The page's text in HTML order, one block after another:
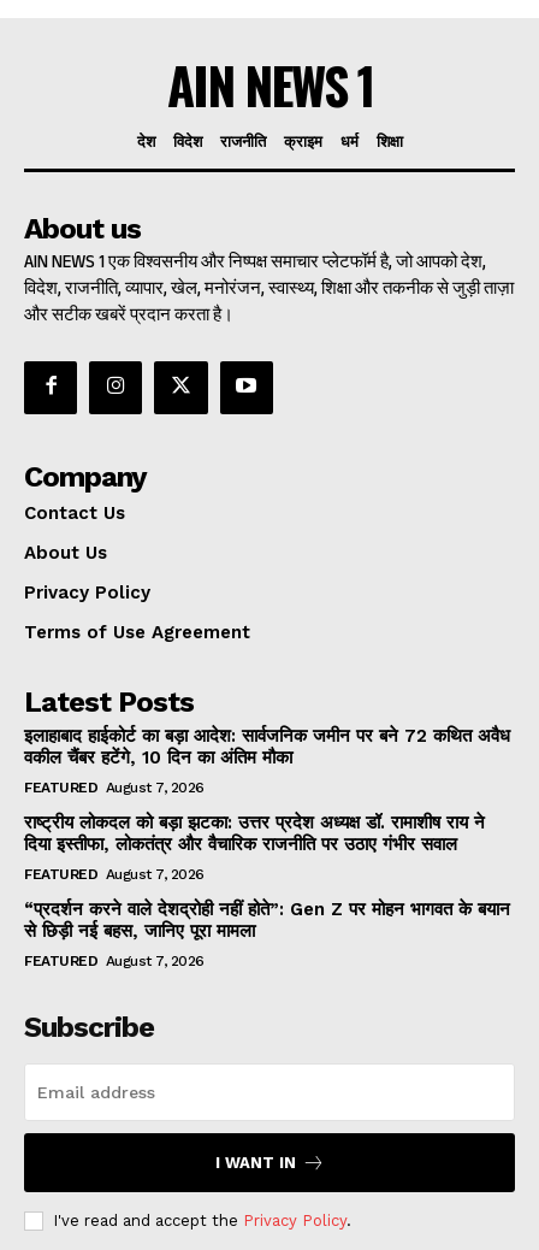
AIN NEWS 1
देश विदेश राजनीति क्राइम धर्म शिक्षा
About us
AIN NEWS 1 एक विश्वसनीय और निष्पक्ष समाचार प्लेटफॉर्म है, जो आपको देश,
विदेश, राजनीति, व्यापार, खेल, मनोरंजन, स्वास्थ्य, शिक्षा और तकनीक से जुड़ी ताज़ा
और सटीक खबरें प्रदान करता है।
Company
Contact Us
About Us
Privacy Policy
Terms of Use Agreement
Latest Posts
इलाहाबाद हाईकोर्ट का बड़ा आदेश: सार्वजनिक जमीन पर बने 72 कथित अवैध
वकील चैंबर हटेंगे, 10 दिन का अंतिम मौका
FEATURED August 7, 2026
राष्ट्रीय लोकदल को बड़ा झटका: उत्तर प्रदेश अध्यक्ष डॉ. रामाशीष राय ने
दिया इस्तीफा, लोकतंत्र और वैचारिक राजनीति पर उठाए गंभीर सवाल
FEATURED August 7, 2026
“प्रदर्शन करने वाले देशद्रोही नहीं होते”: Gen Z पर मोहन भागवत के बयान
से छिड़ी नई बहस, जानिए पूरा मामला
FEATURED August 7, 2026
Subscribe
I WANT IN
I've read and accept the Privacy Policy.